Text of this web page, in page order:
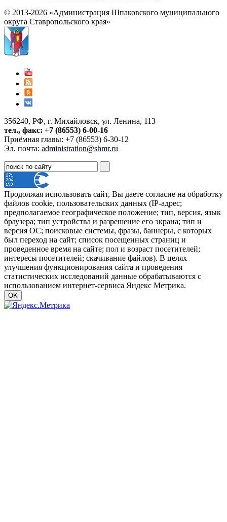
© 2013-2026 «Администрация Шпаковского муниципального
округа Ставропольского края»
356240, РФ, г. Михайловск, ул. Ленина, 113
тел., факс: +7 (86553) 6-00-16
Приёмная главы: +7 (86553) 6-30-12
Эл. почта: administration@shmr.ru
Продолжая использовать сайт, Вы даете согласие на обработку
файлов cookie, пользовательских данных (IP-адрес;
предполагаемое географическое положение; тип, версия, язык
браузера; тип устройства и разрешение его экрана; тип и
версия ОС; поисковые системы, фразы, баннеры, с которых
был переход на сайт; список посещенных страниц и
проведенное время на сайте; пол и возраст посетителей;
интересы посетителей; скачивание файлов). В целях
улучшения функционирования сайта и проведения
статистических исследований данные обрабатываются с
использованием интернет-сервиса Яндекс Метрика.
OK